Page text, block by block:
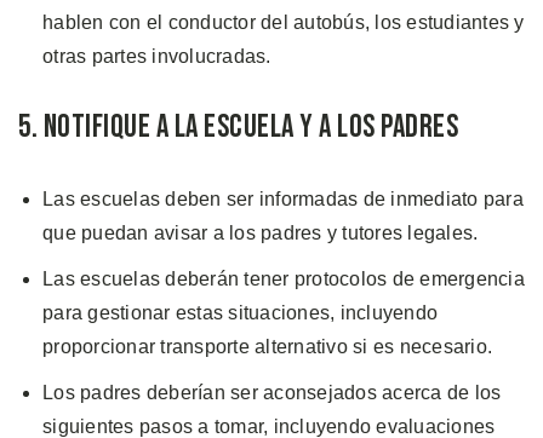
hablen con el conductor del autobús, los estudiantes y
otras partes involucradas.
5. Notifique a la Escuela y a los Padres
Las escuelas deben ser informadas de inmediato para
que puedan avisar a los padres y tutores legales.
Las escuelas deberán tener protocolos de emergencia
para gestionar estas situaciones, incluyendo
proporcionar transporte alternativo si es necesario.
Los padres deberían ser aconsejados acerca de los
siguientes pasos a tomar, incluyendo evaluaciones